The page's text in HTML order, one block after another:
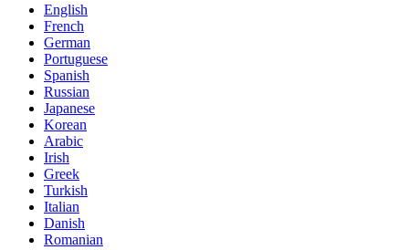
English
French
German
Portuguese
Spanish
Russian
Japanese
Korean
Arabic
Irish
Greek
Turkish
Italian
Danish
Romanian